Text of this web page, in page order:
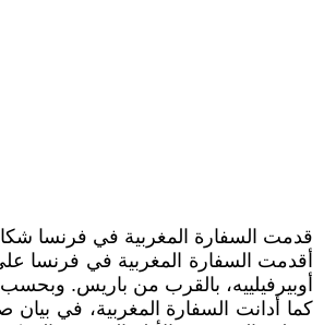
قدمت السفارة المغربية في فرنسا
أقدمت السفارة المغربية في فرنسا
أوبيرفيلييه، بالقرب من باريس.